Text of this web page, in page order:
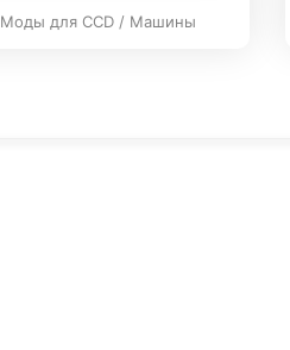
Моды для CCD / Машины